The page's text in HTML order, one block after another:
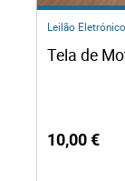
Leilão Eletrónico
Tela de
10,00 €